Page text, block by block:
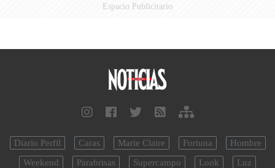
Espacio Publicitario
Diario Perfil Caras Marie Claire Fortuna
Hombre
Weekend
Parabrisas Supercampo Look Luz